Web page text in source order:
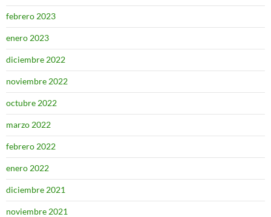
febrero 2023
enero 2023
diciembre 2022
noviembre 2022
octubre 2022
marzo 2022
febrero 2022
enero 2022
diciembre 2021
noviembre 2021